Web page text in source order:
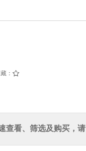
： /
查看、筛选及购买，请